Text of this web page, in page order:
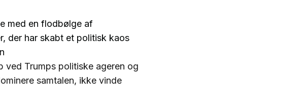
med en flodbølge af
der har skabt et politisk kaos
ved Trumps politiske ageren og
samtalen, ikke vinde